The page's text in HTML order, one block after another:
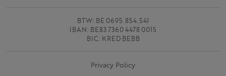
BTW: BE 0695.854.541
IBAN: BE83 7360 4478 0015
BIC: KRED BEBB
Privacy Policy